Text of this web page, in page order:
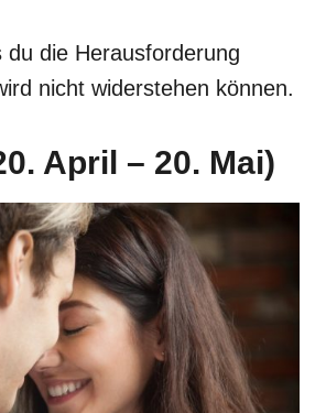
du die Herausforderung
nicht widerstehen können.
April – 20. Mai)